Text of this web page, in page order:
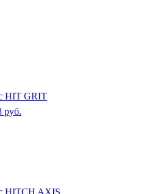
HIT GRIT
руб.